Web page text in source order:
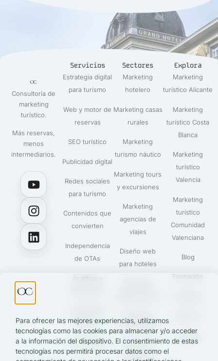
Para ofrecer las mejores experiencias, utilizamos
tecnologías como las cookies para almacenar y/o acceder
a la información del dispositivo. El consentimiento de estas
tecnologías nos permitirá procesar datos como el
Consultoría de
marketing
turístico.
Más reservas,
menos
intermediarios.
Servicios
Estrategia digital
para turismo
Web y motor de
reservas
SEO turístico
Publicidad digital
Redes sociales
para turismo
Contenidos que
convierten
Independencia
de OTAs
Analítica y
turismo
UGC Turismo
Sectores
Marketing
hotelero
Marketing casas
rurales
Marketing
turismo náutico
Marketing tours
y excursiones
Marketing
agencias de
viajes
Diseño web
para hoteles
Marketing
turismo activo
Marketing
Explora
Marketing
turístico Alicante
Marketing
turístico Costa
Blanca
Marketing
turístico
Valencia
Marketing
turístico
Comunidad
Valenciana
Blog
Formación
Contacto